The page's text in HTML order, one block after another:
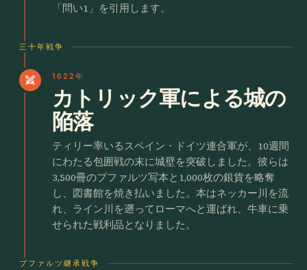
「問い1」を引用します。
三十年戦争
swords 1622年
カトリック軍による城の
陥落
ティリー率いるスペイン・ドイツ連合軍が、10週間
にわたる包囲戦の末に城壁を突破しました。彼らは
3,500冊のプファルツ写本と1,000枚の銀貨を略奪
し、図書館を焼き払いました。本はネッカー川を流
れ、ライン川を遡ってローマへと運ばれ、牛車に乗
せられた戦利品となりました。
プファルツ継承戦争